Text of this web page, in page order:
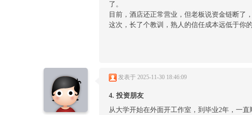
了。
目前，酒店还正常营业，但老板说资金链断了
这次，长了个教训，熟人的信任成本远低于你的
发表于 2025-11-30 18:46:09
4. 投资朋友
从大学开始在外面开工作室，到毕业2年，一